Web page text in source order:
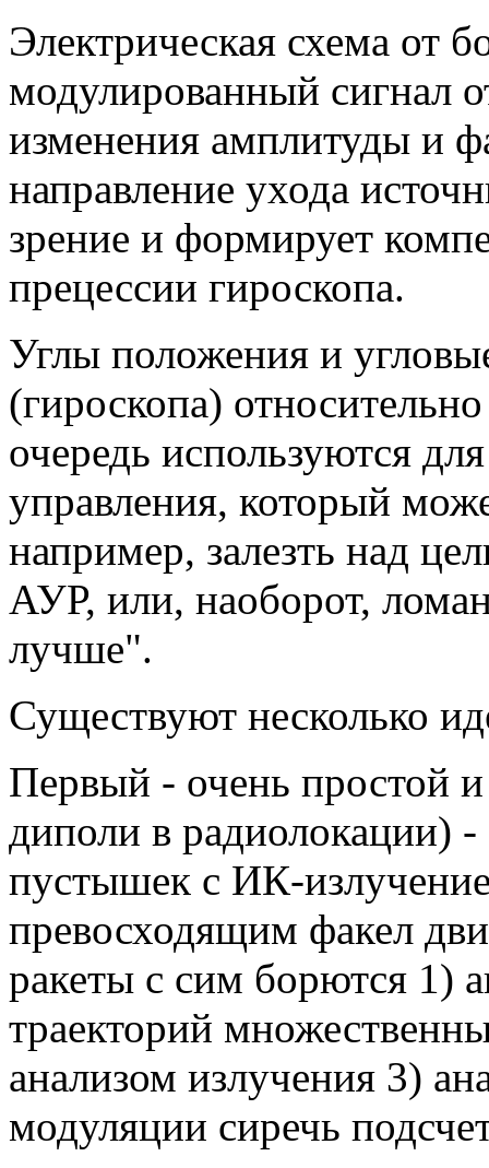
Электрическая схема от
модулированный сигнал
изменения амплитуды и
направление ухода
зрение и формирует
прецессии гироскопа.
Углы положения и
(гироскопа)
очередь используются
управления, который
например, залезть над
АУР, или, наоборот,
лучше".
Существуют несколько
Первый - очень простой
диполи в радиолокации)
пустышек с ИК-
превосходящим факел
ракеты с сим борются 1)
траекторий
анализом излучения 3)
модуляции сиречь